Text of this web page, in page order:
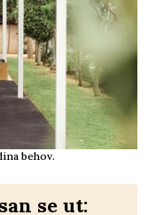
behov.
se ut: